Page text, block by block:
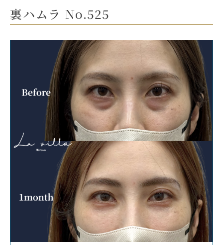
裏ハムラ No.525